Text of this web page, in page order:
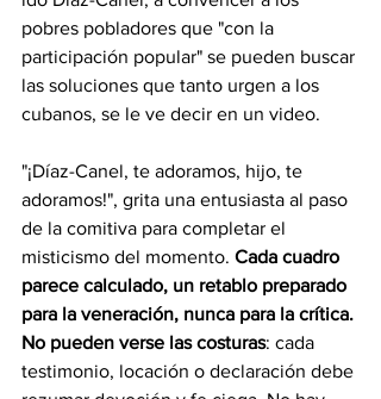
pobres pobladores que "con la
participación popular" se pueden buscar
las soluciones que tanto urgen a los
cubanos, se le ve decir en un video.
"¡Díaz-Canel, te adoramos, hijo, te
adoramos!", grita una entusiasta al paso
de la comitiva para completar el
misticismo del momento. Cada cuadro
parece calculado, un retablo preparado
para la veneración, nunca para la crítica.
No pueden verse las costuras: cada
testimonio, locación o declaración debe